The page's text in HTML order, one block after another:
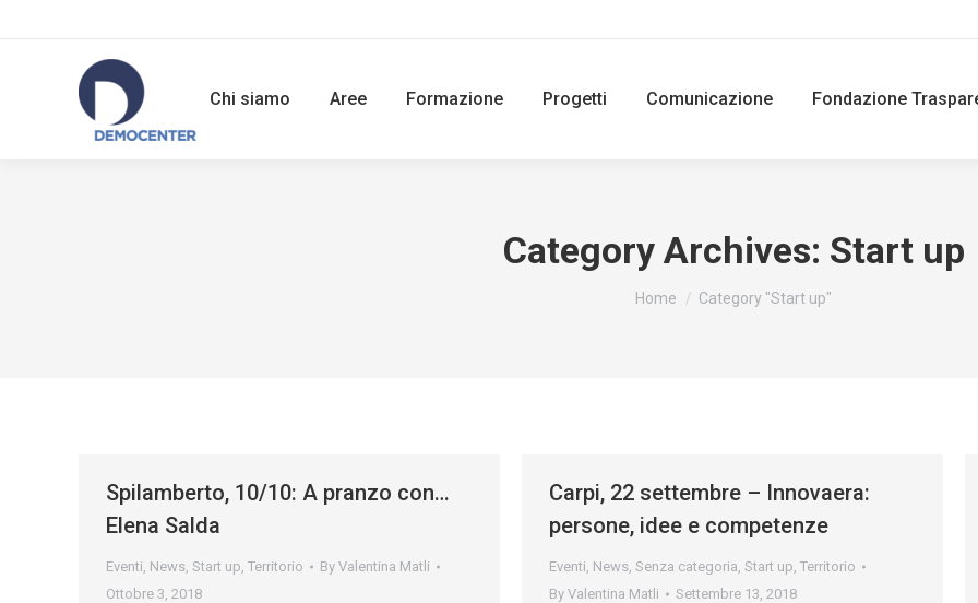
Chi siamo Aree Formazione Progetti Comunicazione Fondazione
Category Archives: Start up
You are here:
Home Category "Start up"
Spilamberto, 10/10: A pranzo con…
Elena Salda
Eventi, News, Start up, Territorio By Valentina Matli
Ottobre 3, 2018
Carpi, 22 settembre – Innovaera:
persone, idee e competenze
Eventi, News, Senza categoria, Start up, Territorio
By Valentina Matli Settembre 13, 2018